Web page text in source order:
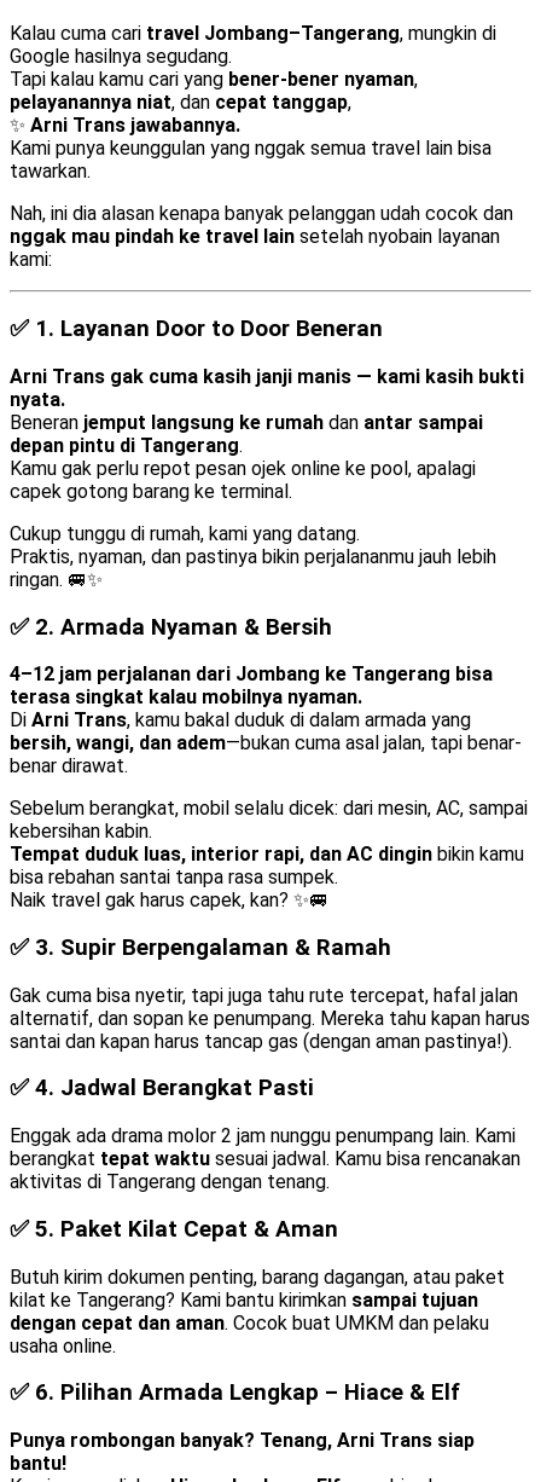
Kalau cuma cari travel Jombang–Tangerang, mungkin di
Google hasilnya segudang.
Tapi kalau kamu cari yang bener-bener nyaman,
pelayanannya niat, dan cepat tanggap,
✨ Arni Trans jawabannya.
Kami punya keunggulan yang nggak semua travel lain bisa
tawarkan.
Nah, ini dia alasan kenapa banyak pelanggan udah cocok dan
nggak mau pindah ke travel lain setelah nyobain layanan
kami:
✅ 1. Layanan Door to Door Beneran
Arni Trans gak cuma kasih janji manis — kami kasih bukti
nyata.
Beneran jemput langsung ke rumah dan antar sampai
depan pintu di Tangerang.
Kamu gak perlu repot pesan ojek online ke pool, apalagi
capek gotong barang ke terminal.
Cukup tunggu di rumah, kami yang datang.
Praktis, nyaman, dan pastinya bikin perjalananmu jauh lebih
ringan. 🚐✨
✅ 2. Armada Nyaman & Bersih
4–12 jam perjalanan dari Jombang ke Tangerang bisa
terasa singkat kalau mobilnya nyaman.
Di Arni Trans, kamu bakal duduk di dalam armada yang
bersih, wangi, dan adem—bukan cuma asal jalan, tapi benar-
benar dirawat.
Sebelum berangkat, mobil selalu dicek: dari mesin, AC, sampai
kebersihan kabin.
Tempat duduk luas, interior rapi, dan AC dingin bikin kamu
bisa rebahan santai tanpa rasa sumpek.
Naik travel gak harus capek, kan? ✨🚐
✅ 3. Supir Berpengalaman & Ramah
Gak cuma bisa nyetir, tapi juga tahu rute tercepat, hafal jalan
alternatif, dan sopan ke penumpang. Mereka tahu kapan harus
santai dan kapan harus tancap gas (dengan aman pastinya!).
✅ 4. Jadwal Berangkat Pasti
Enggak ada drama molor 2 jam nunggu penumpang lain. Kami
berangkat tepat waktu sesuai jadwal. Kamu bisa rencanakan
aktivitas di Tangerang dengan tenang.
✅ 5. Paket Kilat Cepat & Aman
Butuh kirim dokumen penting, barang dagangan, atau paket
kilat ke Tangerang? Kami bantu kirimkan sampai tujuan
dengan cepat dan aman. Cocok buat UMKM dan pelaku
usaha online.
✅ 6. Pilihan Armada Lengkap – Hiace & Elf
Punya rombongan banyak? Tenang, Arni Trans siap
bantu!